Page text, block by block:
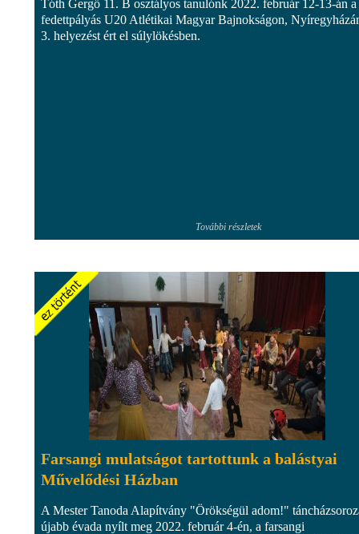
Tóth Gergő 11. B osztályos tanulónk 2022. február 12-13-án a
fedettpályás U20 Atlétikai Magyar Bajnokságon,
3. helyezést ért el súlylökésben.
További részletek
Farsangi mulatságot tartottunk a balástyai
Művelődési Házban
A Mester Tanoda Alapítvány "Örökségül adom!"
újabb évada nyílt meg 2022. február 4-én, a farsangi